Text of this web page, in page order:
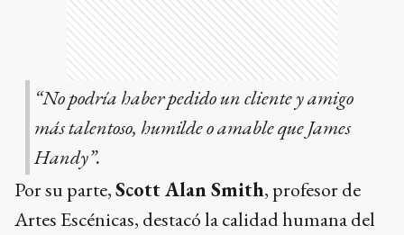
“No podría haber pedido un cliente y amigo
más talentoso, humilde o amable que James
Handy”.
Por su parte,Scott Alan Smith, profesor de
Artes Escénicas, destacó la calidad humana del